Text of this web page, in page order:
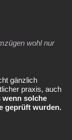
wohl nur
gänzlich
praxis, auch
wenn solche
geprüft wurden.